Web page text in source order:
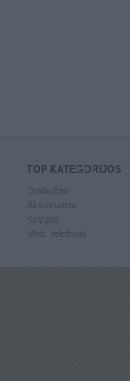
TOP KATEGORIJOS
Knygos
Mob. telefonai